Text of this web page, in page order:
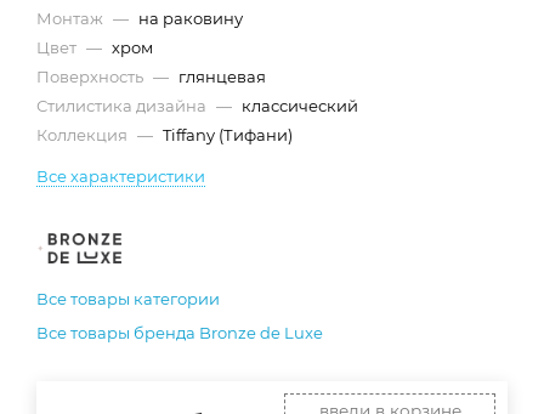
Монтаж — на раковину
Цвет — хром
Поверхность — глянцевая
Стилистика дизайна — классический
Коллекция — Tiffany (Тифани)
Все характеристики
Все товары категории
Все товары бренда Bronze de Luxe